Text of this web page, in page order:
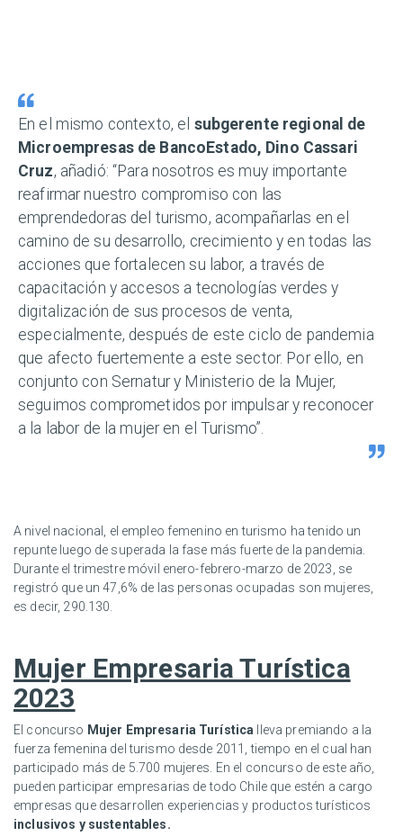
En el mismo contexto, el subgerente regional de
Microempresas de BancoEstado, Dino Cassari
Cruz, añadió: “Para nosotros es muy importante
reafirmar nuestro compromiso con las
emprendedoras del turismo, acompañarlas en el
camino de su desarrollo, crecimiento y en todas las
acciones que fortalecen su labor, a través de
capacitación y accesos a tecnologías verdes y
digitalización de sus procesos de venta,
especialmente, después de este ciclo de pandemia
que afecto fuertemente a este sector. Por ello, en
conjunto con Sernatur y Ministerio de la Mujer,
seguimos comprometidos por impulsar y reconocer
a la labor de la mujer en el Turismo”.
A nivel nacional, el empleo femenino en turismo ha tenido un
repunte luego de superada la fase más fuerte de la pandemia.
Durante el trimestre móvil enero-febrero-marzo de 2023, se
registró que un 47,6% de las personas ocupadas son mujeres,
es decir, 290.130.
Mujer Empresaria Turística
2023
El concurso Mujer Empresaria Turística lleva premiando a la
fuerza femenina del turismo desde 2011, tiempo en el cual han
participado más de 5.700 mujeres. En el concurso de este año,
pueden participar empresarias de todo Chile que estén a cargo
empresas que desarrollen experiencias y productos turísticos
inclusivos y sustentables.